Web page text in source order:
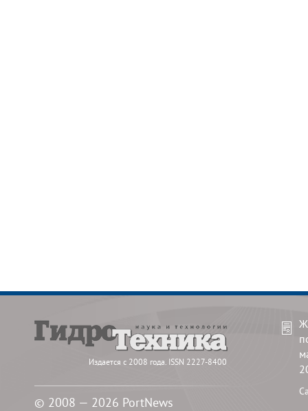
Издается с 2008 года. ISSN 2227-8400
© 2008 — 2026 PortNews